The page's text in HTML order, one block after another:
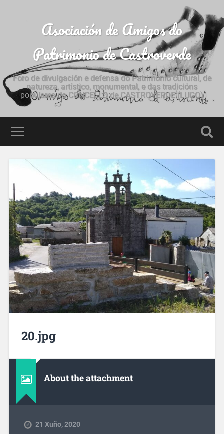
Asociación de Amigos do
Patrimonio de Castroverde
Foro de divulgación e defensa do Patrimonio cultural, de
natureza, artístico, monumental, e das tradicións
populares do CONCELLO de CASTROVERDE (LUGO)
20.jpg
About the attachment
21 Xuño, 2020